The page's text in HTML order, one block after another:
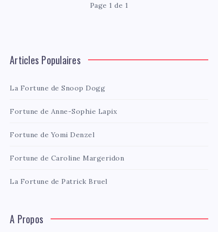
Page 1 de 1
Articles Populaires
La Fortune de Snoop Dogg
Fortune de Anne-Sophie Lapix
Fortune de Yomi Denzel
Fortune de Caroline Margeridon
La Fortune de Patrick Bruel
A Propos